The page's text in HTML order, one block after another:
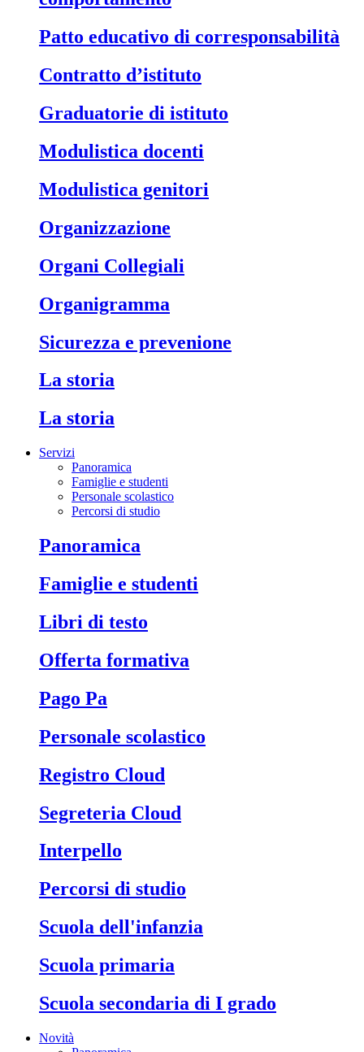
Patto educativo di corresponsabilità
Contratto d’istituto
Graduatorie di istituto
Modulistica docenti
Modulistica genitori
Organizzazione
Organi Collegiali
Organigramma
Sicurezza e prevenione
La storia
La storia
Servizi
Panoramica
Famiglie e studenti
Personale scolastico
Percorsi di studio
Panoramica
Famiglie e studenti
Libri di testo
Offerta formativa
Pago Pa
Personale scolastico
Registro Cloud
Segreteria Cloud
Interpello
Percorsi di studio
Scuola dell'infanzia
Scuola primaria
Scuola secondaria di I grado
Novità